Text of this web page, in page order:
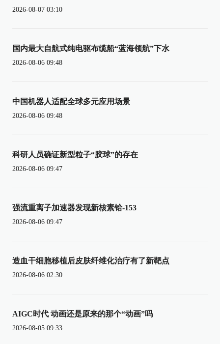
2026-08-07 03:10
国内最大自航式纯电驱布缆船“蓝海领航”下水
2026-08-06 09:48
中国机器人适配全球多元应用场景
2026-08-06 09:48
科研人员确证新型粒子“胶球”的存在
2026-08-06 09:47
强流重离子加速器发现新核素铪-153
2026-08-06 09:47
造血干细胞移植后皮肤纤维化治疗有了新靶点
2026-08-06 02:30
AIGC时代 动画还是原来的那个“动画”吗
2026-08-05 09:33